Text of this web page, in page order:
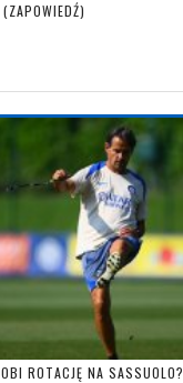
ROTACJĘ NA SASSUOLO?